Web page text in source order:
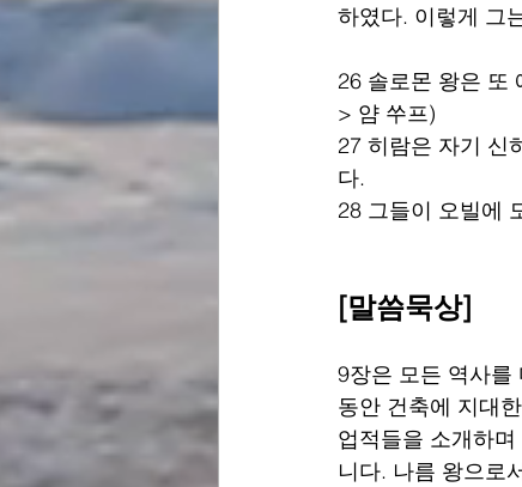
하였다. 이렇게 그
26 솔로몬 왕은 또
> 얌 쑤프)
27 히람은 자기 신
다.
28 그들이 오빌에
[말씀묵상]
9장은 모든 역사를
동안 건축에 지대
업적들을 소개하
니다. 나름 왕으로